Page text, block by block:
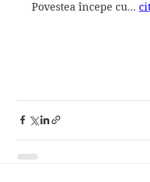
     Povestea începe cu
...